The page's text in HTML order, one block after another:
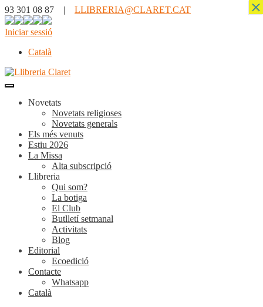
93 301 08 87 | LLIBRERIA@CLARET.CAT
Iniciar sessió
Català
Novetats
Novetats religioses
Novetats generals
Els més venuts
Estiu 2026
La Missa
Alta subscripció
Llibreria
Qui som?
La botiga
El Club
Butlletí setmanal
Activitats
Blog
Editorial
Ecoedició
Contacte
Whatsapp
Català
×